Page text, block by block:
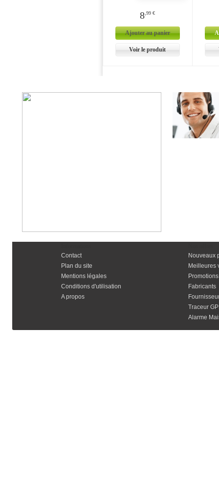
8,99 €
Ajouter au panier
Voir le produit
Contact
Plan du site
Mentions légales
Conditions d'utilisation
A propos
Nouveaux
Meilleures
Promotions
Fabricants
Traceur
Alarme